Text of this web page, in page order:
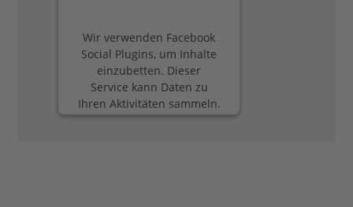
Wir verwenden Facebook
Social Plugins, um Inhalte
einzubetten. Dieser
Service kann Daten zu
Ihren Aktivitäten sammeln.
Bitte lesen Sie die Details